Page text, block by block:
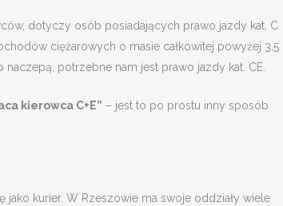
dotyczy osób posiadających prawo jazdy kat. C
ciężarowych o masie całkowitej powyżej 3,5
potrzebne nam jest prawo jazdy kat. CE.
kierowca C+E” – jest to po prostu inny sposób
kurier. W Rzeszowie ma swoje oddziały wiele